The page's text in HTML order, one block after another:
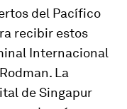
del Pacífico
recibir estos
Internacional
La
de Singapur